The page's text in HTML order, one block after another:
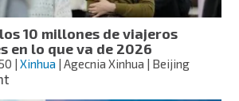
10 millones de viajeros
en lo que va de 2026
|Xinhua | Agecnia Xinhua | Beijing
on